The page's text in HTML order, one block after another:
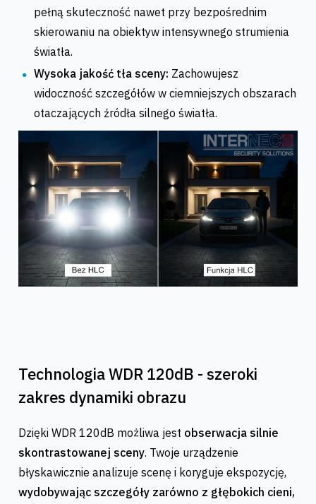
pełną skuteczność nawet przy bezpośrednim
skierowaniu na obiektyw intensywnego strumienia
światła.
Wysoka jakość tła sceny: Zachowujesz
widoczność szczegółów w ciemniejszych obszarach
otaczających źródła silnego światła.
Technologia WDR 120dB - szeroki
zakres dynamiki obrazu
Dzięki WDR 120dB możliwa jest obserwacja silnie
skontrastowanej sceny. Twoje urządzenie
błyskawicznie analizuje scenę i koryguje ekspozycję,
wydobywając szczegóły zarówno z głębokich cieni,